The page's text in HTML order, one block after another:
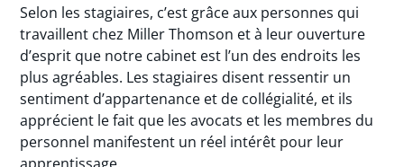
Selon les stagiaires, c’est grâce aux personnes qui
travaillent chez Miller Thomson et à leur ouverture
d’esprit que notre cabinet est l’un des endroits les
plus agréables. Les stagiaires disent ressentir un
sentiment d’appartenance et de collégialité, et ils
apprécient le fait que les avocats et les membres du
personnel manifestent un réel intérêt pour leur